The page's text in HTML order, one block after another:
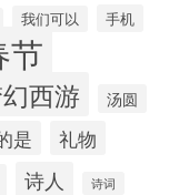
我们可以 手机
节
西游 汤圆
是 礼物
诗人 诗词